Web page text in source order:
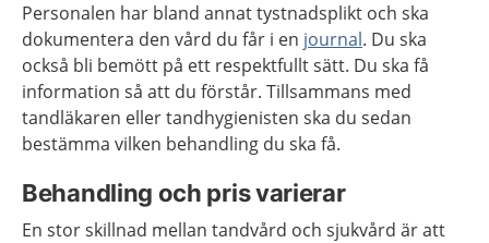
Personalen har bland annat tystnadsplikt och ska
dokumentera den vård du får i en journal. Du ska
också bli bemött på ett respektfullt sätt. Du ska få
information så att du förstår. Tillsammans med
tandläkaren eller tandhygienisten ska du sedan
bestämma vilken behandling du ska få.
Behandling och pris varierar
En stor skillnad mellan tandvård och sjukvård är att